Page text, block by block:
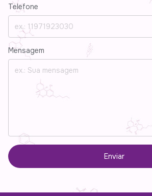
Telefone
Mensagem
Enviar